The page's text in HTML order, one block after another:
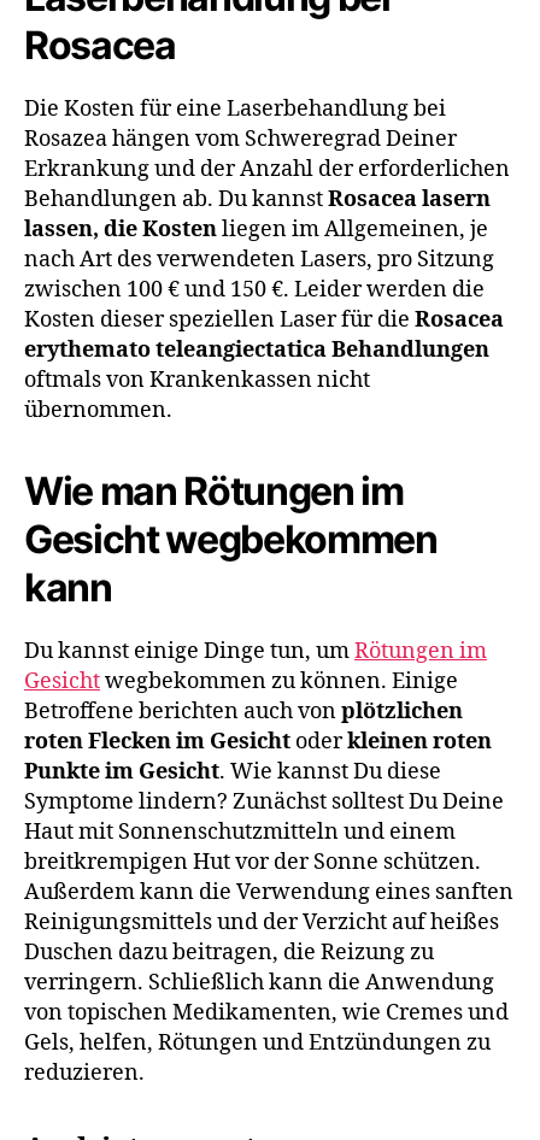
Rosacea
Die Kosten für eine Laserbehandlung bei
Rosazea hängen vom Schweregrad Deiner
Erkrankung und der Anzahl der erforderlichen
Behandlungen ab. Du kannstRosacea lasern
lassen, die Kostenliegen im Allgemeinen, je
nach Art des verwendeten Lasers, pro Sitzung
zwischen 100 € und 150 €. Leider werden die
Kosten dieser speziellen Laser für die Rosacea
erythemato teleangiectatica Behandlungen
oftmals von Krankenkassen nicht
übernommen.
Wie man Rötungen im
Gesicht wegbekommen
kann
Du kannst einige Dinge tun, umRötungen im
Gesichtwegbekommen zu können. Einige
Betroffene berichten auch vonplötzlichen
roten Flecken im Gesicht oderkleinen roten
Punkte im Gesicht. Wie kannst Du diese
Symptome lindern? Zunächst solltest Du Deine
Haut mit Sonnenschutzmitteln und einem
breitkrempigen Hut vor der Sonne schützen.
Außerdem kann die Verwendung eines sanften
Reinigungsmittels und der Verzicht auf heißes
Duschen dazu beitragen, die Reizung zu
verringern. Schließlich kann die Anwendung
von topischen Medikamenten, wie Cremes und
Gels, helfen, Rötungen und Entzündungen zu
reduzieren.